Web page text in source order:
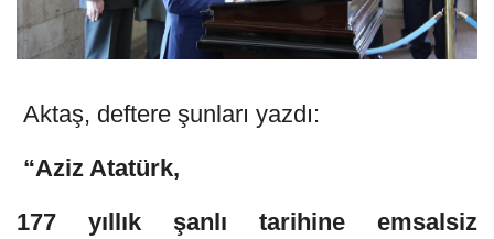
Aktaş, deftere şunları yazdı:
“Aziz Atatürk,
177 yıllık şanlı tarihine emsalsiz